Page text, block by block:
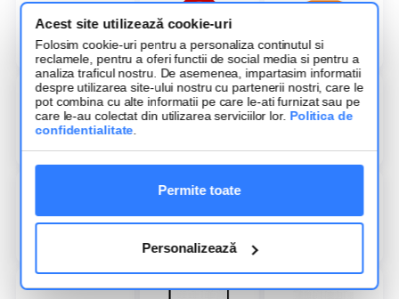
Acest site utilizează cookie-uri
Folosim cookie-uri pentru a personaliza continutul si
reclamele, pentru a oferi functii de social media si pentru a
analiza traficul nostru. De asemenea, impartasim informatii
despre utilizarea site-ului nostru cu partenerii nostri, care le
pot combina cu alte informatii pe care le-ati furnizat sau pe
care le-au colectat din utilizarea serviciilor lor. Politica de
confidentialitate
Permite toate
Personalizează